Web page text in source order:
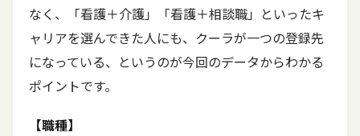
なく、「看護＋介護」「看護＋相談職」といったキ
ャリアを選んできた人にも、クーラが一つの登録先
になっている、というのが今回のデータからわかる
ポイントです。
【職種】